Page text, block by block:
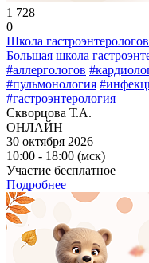
1 728
0
Школа
Большая школа
#аллергологов
#пульмонология
#гастроэнтерология
Скворцова Т.А.
ОНЛАЙН
30 октября 2026
10:00 - 18:00 (мск)
Участие бесплатное
Подробнее